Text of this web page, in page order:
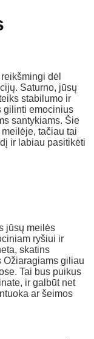
dėl
Saturno, jūsų
stabilumo ir
gilinti emocinius
santykiams. Šie
tačiau tai
ir labiau pasitikėti
jūsų meilės
ryšiui ir
skatins
Ožiaragiams giliau
Tai bus puikus
ir galbūt net
ar šeimos